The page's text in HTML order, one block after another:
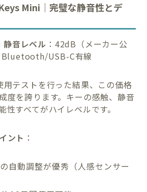
Mini｜完璧な静音性とデ
静音レベル ：42dB（メーカー公
Bluetooth/USB-C有線
用テストを行った結果、この価格
度を誇ります。キーの感触、静音
性すべてがハイレベルです。
ント ：
自動調整が優秀（人感センサー